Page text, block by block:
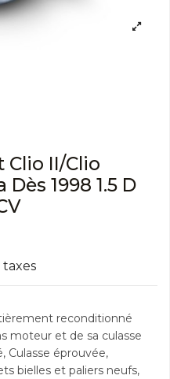
Clio II/Clio
1998 1.5 D
taxes
reconditionné
moteur et de sa culasse
Culasse éprouvée,
bielles et paliers neufs,